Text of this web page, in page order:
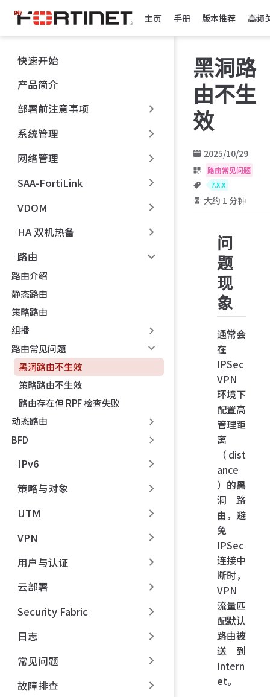
跳
至
主
內
容
主页 手册 版本推荐 高频
快速开始
产品简介
部署前注意事项
系统管理
网络管理
SAA-FortiLink
VDOM
HA 双机热备
路由
路由介绍
静态路由
策略路由
组播
路由常见问题
黑洞路由不生效
策略路由不生效
路由存在但 RPF 检查失败
动态路由
BFD
IPv6
策略与对象
UTM
VPN
用户与认证
云部署
Security Fabric
日志
常见问题
故障排查
黑洞路
由不生
效
2025/10/29
路由常见问题
7.X.X
大约 1 分钟
问
题
现
象
通常会
在
IPSec
VPN
环境下
配置高
管理距
离
（dist
ance
）的黑
洞路
由，避
免
IPSec
连接中
断时，
VPN
流量匹
配默认
路由被
送到
Intern
et。